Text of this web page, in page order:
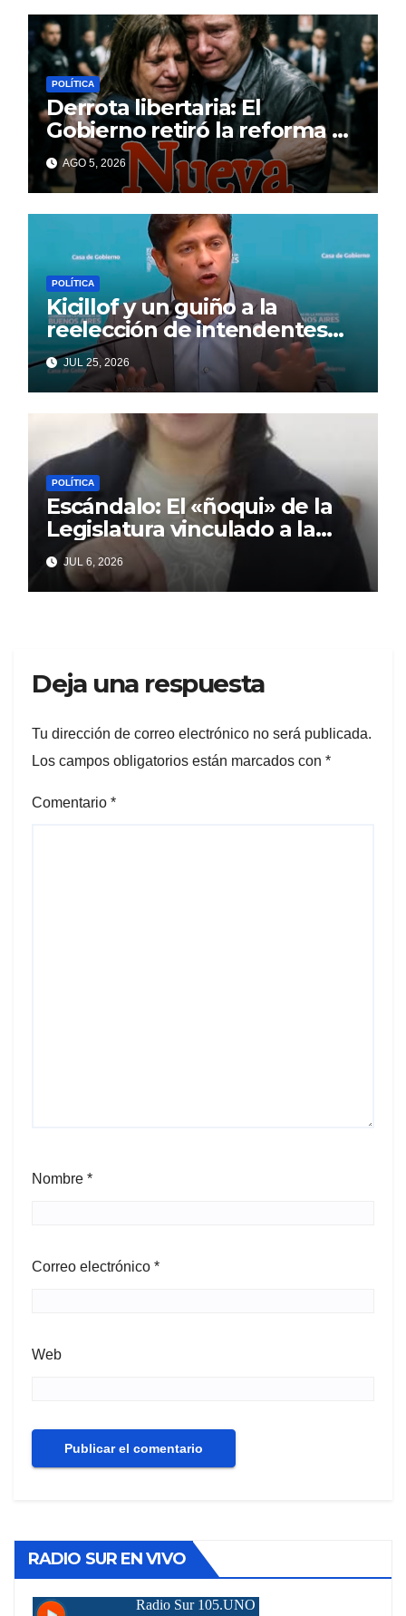
POLÍTICA
Derrota libertaria: El
Gobierno retiró la reforma a
la Ley de Tierras en el
Senado
AGO 5, 2026
POLÍTICA
Kicillof y un guiño a la
reelección de intendentes
que Cagliardi espera ansioso
JUL 25, 2026
POLÍTICA
Escándalo: El «ñoqui» de la
Legislatura vinculado a la
concejal libertaria no quiere
soltar al «ESTADO»
JUL 6, 2026
Deja una respuesta
Tu dirección de correo electrónico no será publicada.
Los campos obligatorios están marcados con *
Comentario *
Nombre *
Correo electrónico *
Web
RADIO SUR EN VIVO